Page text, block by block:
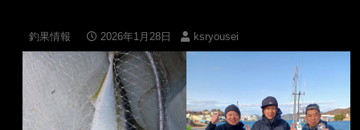
釣果情報 2026年1月28日 ksryousei